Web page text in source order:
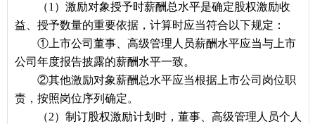
（1）激励对象授予时薪酬总水平是确定股权激励收
益、授予数量的重要依据，计算时应当符合以下规定：
①上市公司董事、高级管理人员薪酬水平应当与上市
公司年度报告披露的薪酬水平一致。
②其他激励对象薪酬总水平应当根据上市公司岗位职
责，按照岗位序列确定。
（2）制订股权激励计划时，董事、高级管理人员个人